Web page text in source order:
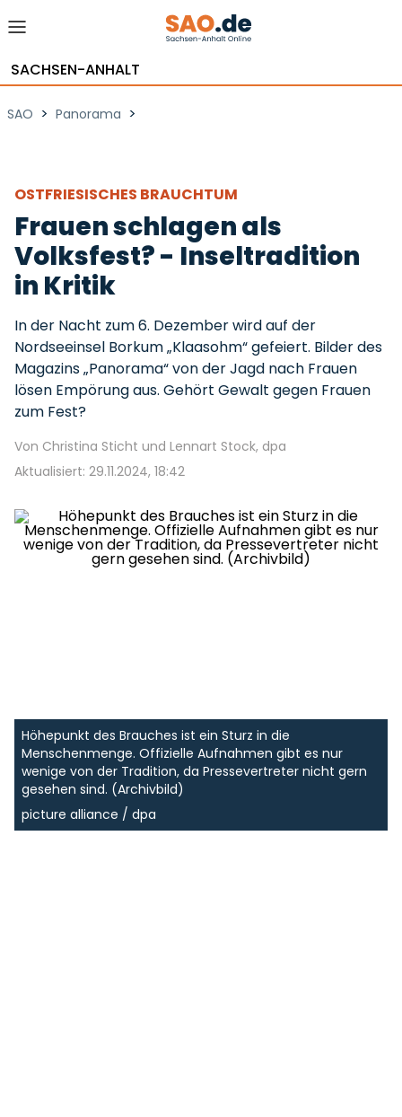
SACHSEN-ANHALT
SAO > Panorama >
OSTFRIESISCHES BRAUCHTUM
Frauen schlagen als
Volksfest? - Inseltradition
in Kritik
In der Nacht zum 6. Dezember wird auf der
Nordseeinsel Borkum „Klaasohm“ gefeiert. Bilder des
Magazins „Panorama“ von der Jagd nach Frauen
lösen Empörung aus. Gehört Gewalt gegen Frauen
zum Fest?
Von Christina Sticht und Lennart Stock, dpa
Aktualisiert: 29.11.2024, 18:42
Höhepunkt des Brauches ist ein Sturz in die
Menschenmenge. Offizielle Aufnahmen gibt es nur
wenige von der Tradition, da Pressevertreter nicht gern
gesehen sind. (Archivbild)
picture alliance / dpa